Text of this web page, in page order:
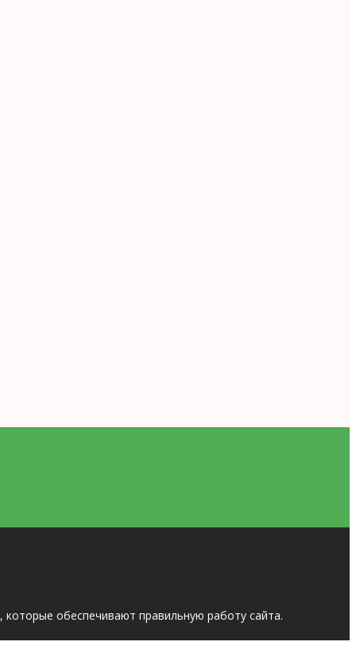
, которые обеспечивают правильную работу сайта.